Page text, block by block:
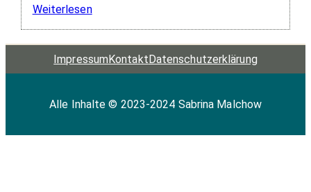
Weiterlesen:
Traumzeit
ImpressumKontaktDatenschutz­erklärung
Alle Inhalte © 2023-2024 Sabrina Malchow